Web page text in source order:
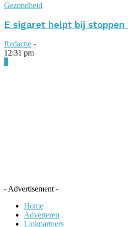
Gezondheid
E sigaret helpt bij stoppen
Redactie -
12:31 pm
- Advertisement -
Home
Adverteren
Linkpartners